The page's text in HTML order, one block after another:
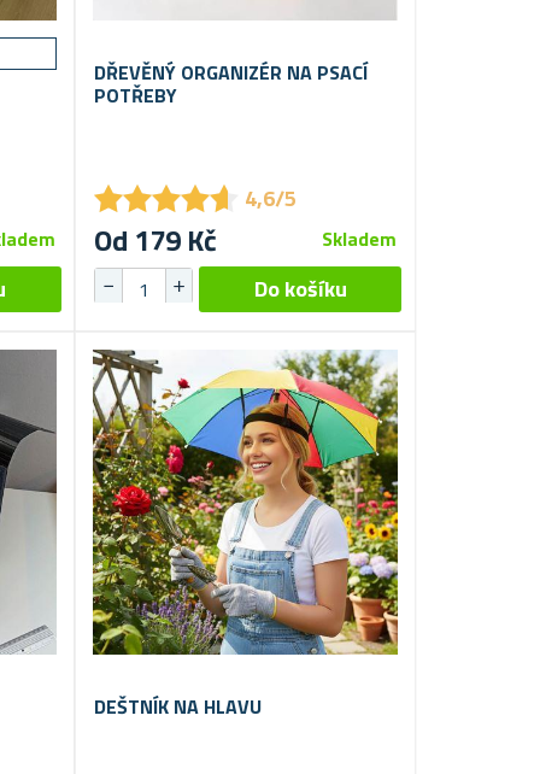
DŘEVĚNÝ ORGANIZÉR NA PSACÍ
POTŘEBY
★★★★★
★★★★★ 4,6/5
Od 179 Kč Skladem
DEŠTNÍK NA HLAVU